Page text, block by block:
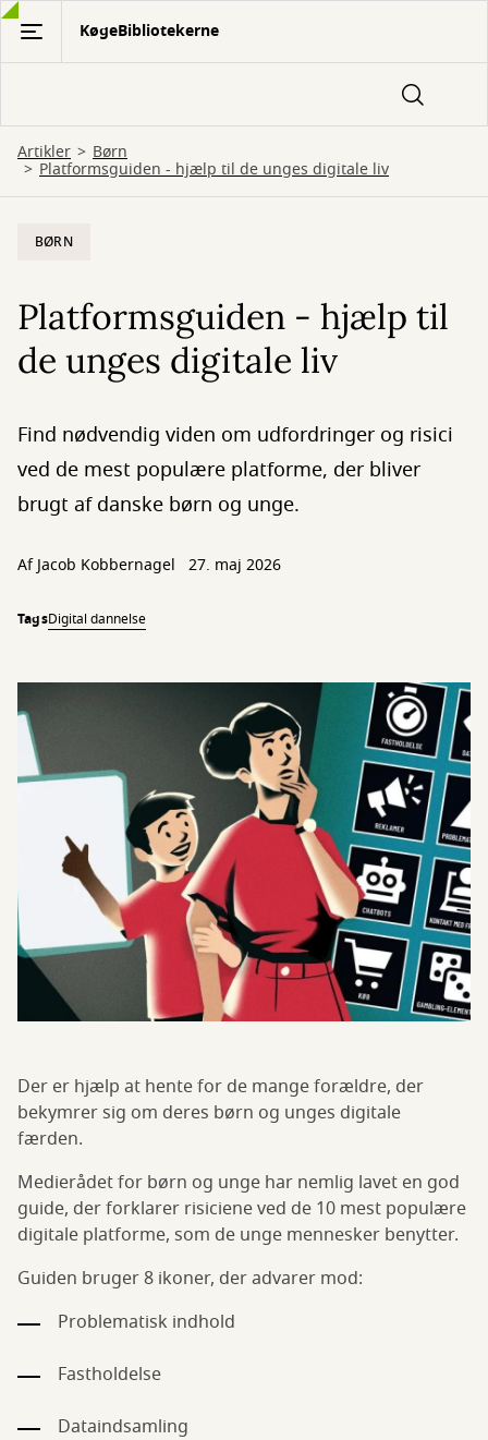
Gå
hovedindhold
KøgeBibliotekerne
Artikler Børn
Platformsguiden - hjælp til de unges digitale liv
BØRN
Platformsguiden - hjælp til
de unges digitale liv
Find nødvendig viden om udfordringer og risici
ved de mest populære platforme, der bliver
brugt af danske børn og unge.
AfJacob Kobbernagel 27. maj 2026
TagsDigital dannelse
Der er hjælp at hente for de mange forældre, der
bekymrer sig om deres børn og unges digitale
færden.
Medierådet for børn og unge har nemlig lavet en god
guide, der forklarer risiciene ved de 10 mest populære
digitale platforme, som de unge mennesker benytter.
Guiden bruger 8 ikoner, der advarer mod:
Problematisk indhold
Fastholdelse
Dataindsamling